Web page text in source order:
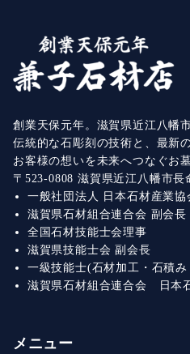
創業天保元年。滋賀県近江八幡
伝統的な石彫刻の技術と、最新
お客様の想いを未来へつなぐお
〒523-0808 滋賀県近江八幡市長
一般社団法人 日本石材産業
滋賀県石材組合連合会 副会長
全国石材技能士会理事
滋賀県技能士会 副会長
一級技能士(石材加工・石積み
滋賀県石材組合連合会 日本
メニュー